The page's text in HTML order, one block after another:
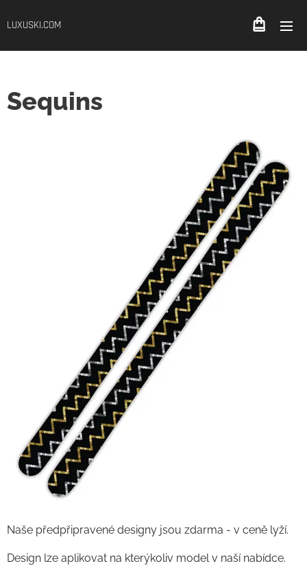
LUXUSKI.COM
Sequins
Naše předpřipravené designy jsou zdarma - v ceně lyží.
Design lze aplikovat na kterýkoliv model v naší nabídce.